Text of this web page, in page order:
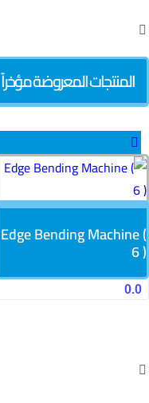
المنتجات المعروضة مؤخراً
Edge Bending Machine (
6 )
0.0